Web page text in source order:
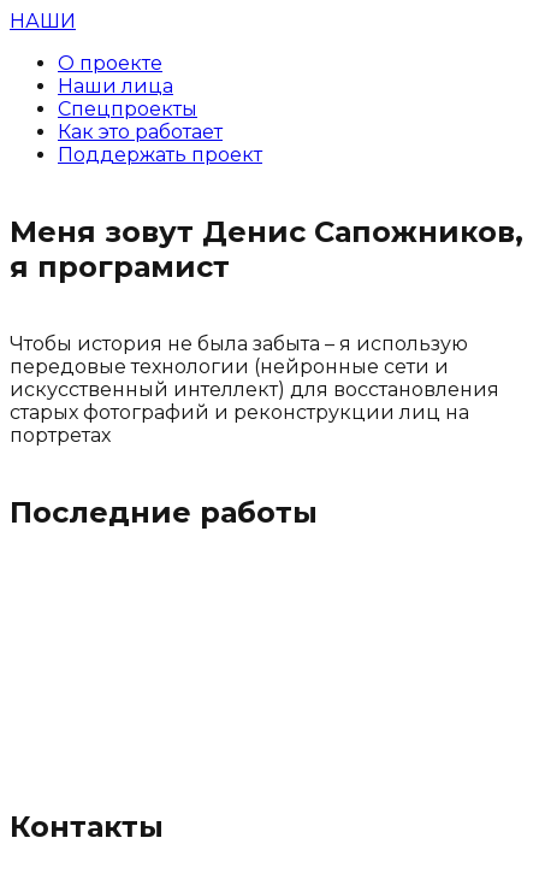
НАШИ
О проекте
Наши лица
Спецпроекты
Как это работает
Поддержать проект
Меня зовут Денис Сапожников,
я програмист
Чтобы история не была забыта – я использую
передовые технологии (нейронные сети и
искусственный интеллект) для восстановления
старых фотографий и реконструкции лиц на
портретах
Последние работы
Контакты